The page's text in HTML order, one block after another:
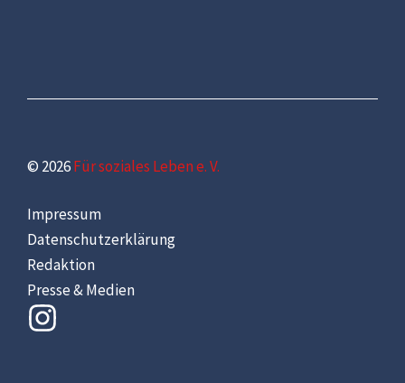
© 2026Für soziales Leben e. V.
Impressum
Datenschutzerklärung
Redaktion
Presse & Medien